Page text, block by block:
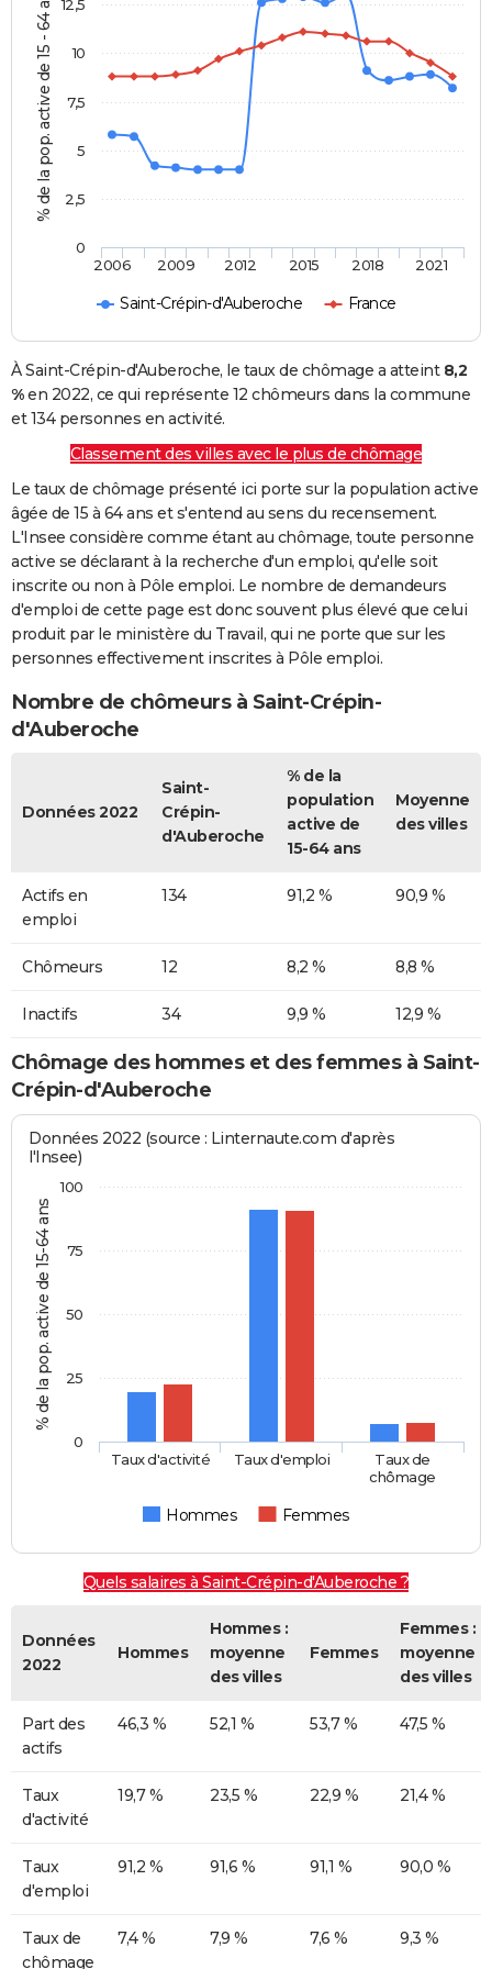
% de la pop. active de 15 - 64 ans
Saint-Crépin-d'Auberoche France
2006 2009 2012 2015 2018 2021
0
2,5
5
7,5
10
12,5
À Saint-Crépin-d'Auberoche, le taux de chômage a atteint 8,2
%en 2022, ce qui représente 12 chômeurs dans la commune
et 134 personnes en activité.
Classement des villes avec le plus de chômage
Le taux de chômage présenté ici porte sur la population active
âgée de 15 à 64 ans et s'entend au sens du recensement.
L'Insee considère comme étant au chômage, toute personne
active se déclarant à la recherche d'un emploi, qu'elle soit
inscrite ou non à Pôle emploi. Le nombre de demandeurs
d'emploi de cette page est donc souvent plus élevé que celui
produit par le ministère du Travail, qui ne porte que sur les
personnes effectivement inscrites à Pôle emploi.
Nombre de chômeurs à Saint-Crépin-
d'Auberoche
Données 2022
Saint-
Crépin-
d'Auberoche
% de la
population
active de
15-64 ans
Moyenne
des villes
Actifs en
emploi
134 91,2 % 90,9 %
Chômeurs 12 8,2 % 8,8 %
Inactifs 34 9,9 % 12,9 %
Chômage des hommes et des femmes à Saint-
Crépin-d'Auberoche
% de la pop. active de 15-64 ans
Données 2022 (source : Linternaute.com d'après
l'Insee)
Hommes Femmes
Taux d'activité Taux d'emploi
Taux de
chômage
0
25
50
75
100
Quels salaires à Saint-Crépin-d'Auberoche ?
Données
2022
Hommes
Hommes :
moyenne
des villes
Femmes
Femmes :
moyenne
des villes
Part des
actifs
46,3 % 52,1 % 53,7 % 47,5 %
Taux
d'activité
19,7 % 23,5 % 22,9 % 21,4 %
Taux
d'emploi
91,2 % 91,6 % 91,1 % 90,0 %
Taux de
chômage
7,4 % 7,9 % 7,6 % 9,3 %